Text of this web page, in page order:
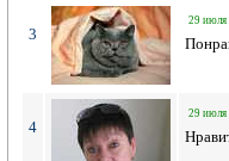
3
29 июля
4
29 июля